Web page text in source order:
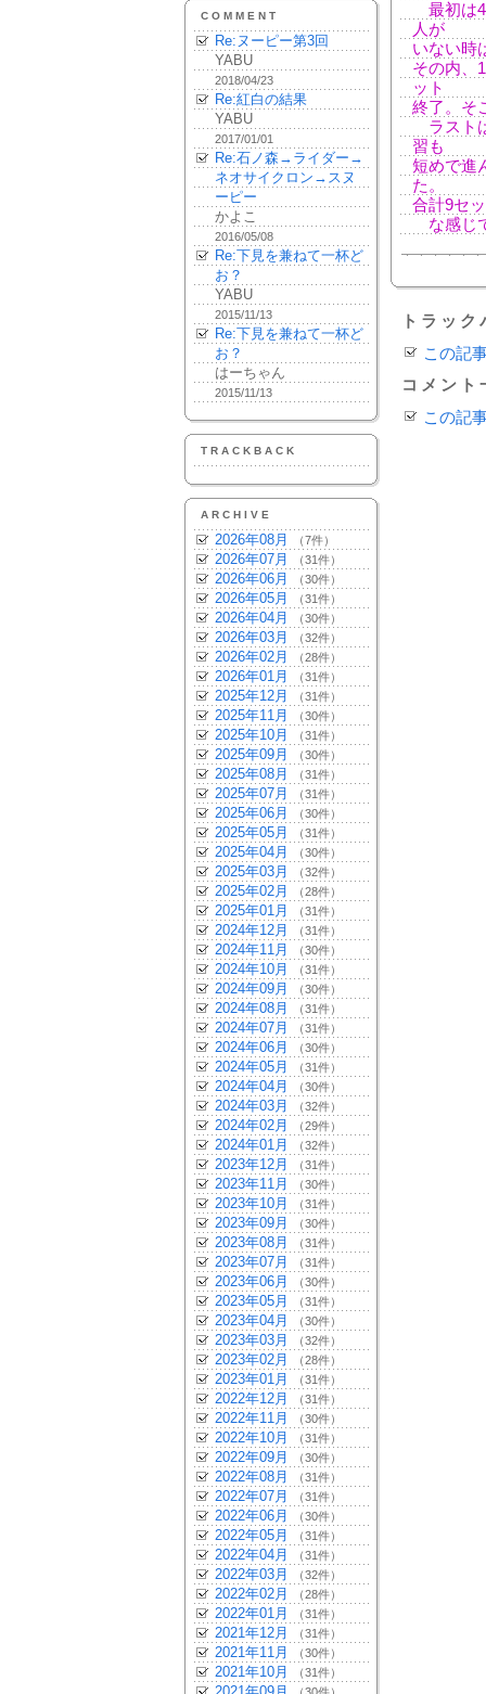
COMMENT
Re:ヌーピー第3回
YABU
2018/04/23
Re:紅白の結果
YABU
2017/01/01
Re:石ノ森→ライダー→
ネオサイクロン→スヌ
ーピー
かよこ
2016/05/08
Re:下見を兼ねて一杯ど
お？
YABU
2015/11/13
Re:下見を兼ねて一杯ど
お？
はーちゃん
2015/11/13
TRACKBACK
ARCHIVE
2026年08月 （7件）
2026年07月 （31件）
2026年06月 （30件）
2026年05月 （31件）
2026年04月 （30件）
2026年03月 （32件）
2026年02月 （28件）
2026年01月 （31件）
2025年12月 （31件）
2025年11月 （30件）
2025年10月 （31件）
2025年09月 （30件）
2025年08月 （31件）
2025年07月 （31件）
2025年06月 （30件）
2025年05月 （31件）
2025年04月 （30件）
2025年03月 （32件）
2025年02月 （28件）
2025年01月 （31件）
2024年12月 （31件）
2024年11月 （30件）
2024年10月 （31件）
2024年09月 （30件）
2024年08月 （31件）
2024年07月 （31件）
2024年06月 （30件）
2024年05月 （31件）
2024年04月 （30件）
2024年03月 （32件）
2024年02月 （29件）
2024年01月 （32件）
2023年12月 （31件）
2023年11月 （30件）
2023年10月 （31件）
2023年09月 （30件）
2023年08月 （31件）
2023年07月 （31件）
2023年06月 （30件）
2023年05月 （31件）
2023年04月 （30件）
2023年03月 （32件）
2023年02月 （28件）
2023年01月 （31件）
2022年12月 （31件）
2022年11月 （30件）
2022年10月 （31件）
2022年09月 （30件）
2022年08月 （31件）
2022年07月 （31件）
2022年06月 （30件）
2022年05月 （31件）
2022年04月 （31件）
2022年03月 （32件）
2022年02月 （28件）
2022年01月 （31件）
2021年12月 （31件）
2021年11月 （30件）
2021年10月 （31件）
最初は4
人が
いない時
その内、
ット
終了。そ
ラスト
習も
短めで進
た。
合計9セ
な感じ
トラッ
この記
コメント
この記